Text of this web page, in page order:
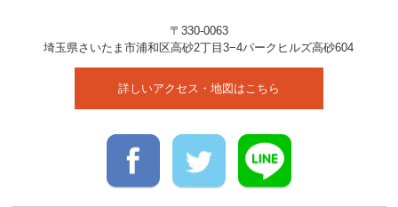
〒330-0063
埼玉県さいたま市浦和区高砂2丁目3−4パークヒルズ高砂604
詳しいアクセス・地図はこちら